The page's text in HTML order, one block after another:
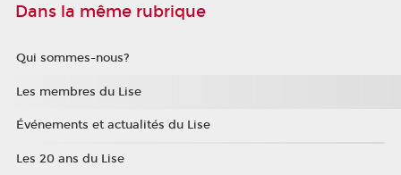
Dans la même rubrique
Qui sommes-nous?
Les membres du Lise
Événements et actualités du Lise
Les 20 ans du Lise